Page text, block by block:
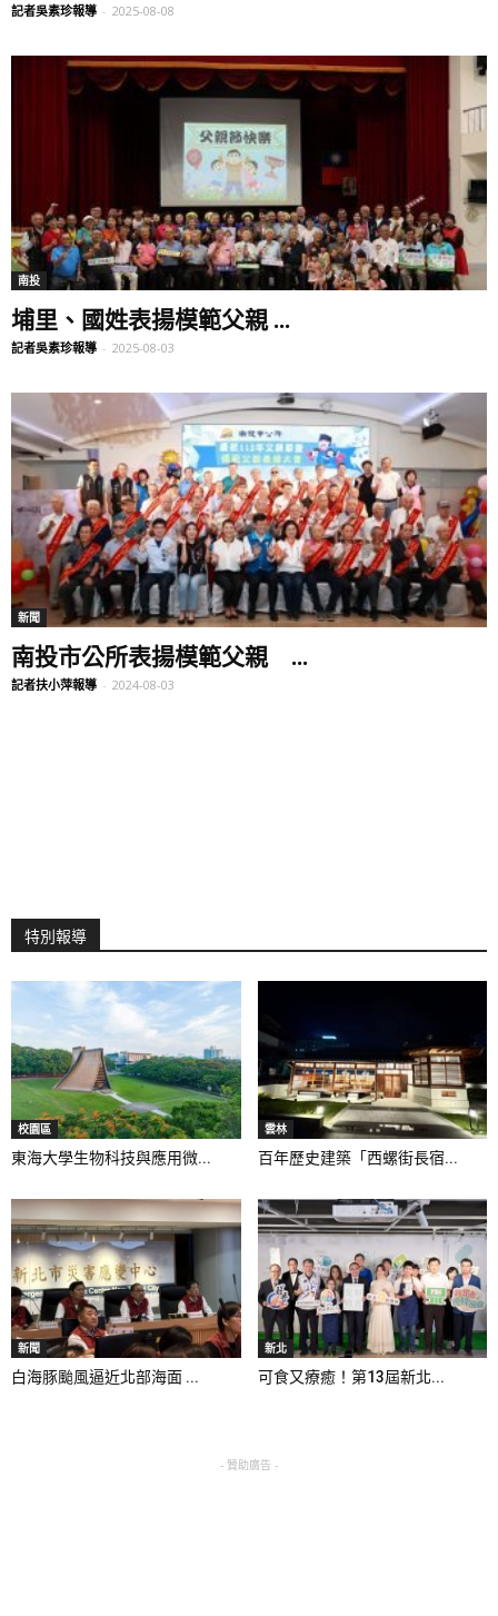
記者吳素珍報導 - 2025-08-08
南投
埔里、國姓表揚模範父親 ...
記者吳素珍報導 - 2025-08-03
新聞
南投市公所表揚模範父親 ...
記者扶小萍報導 - 2024-08-03
特別報導
校園區
東海大學生物科技與應用微...
雲林
百年歷史建築「西螺街長宿...
新聞
白海豚颱風逼近北部海面 ...
新北
可食又療癒！第13屆新北...
- 贊助廣告 -